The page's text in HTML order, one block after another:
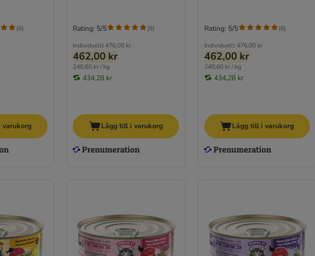
(6)
Individuellt476,00 kr
462,00 kr
240,60 kr / kg
434,28 kr
Rating: 5/5 (6)
Lägg till i varukorg
Individuellt 476,00 kr
462,00 kr
240,60 kr / kg
434,28 kr
Rating: 5/5 (6)
Lägg till i varukorg